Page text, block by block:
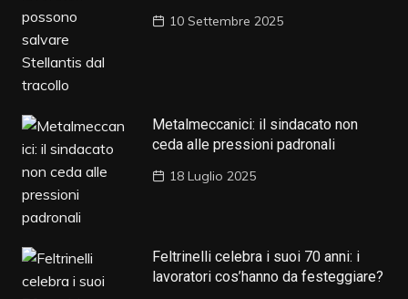
10 Settembre 2025
Metalmeccanici: il sindacato non
ceda alle pressioni padronali
18 Luglio 2025
Feltrinelli celebra i suoi 70 anni: i
lavoratori cos’hanno da festeggiare?